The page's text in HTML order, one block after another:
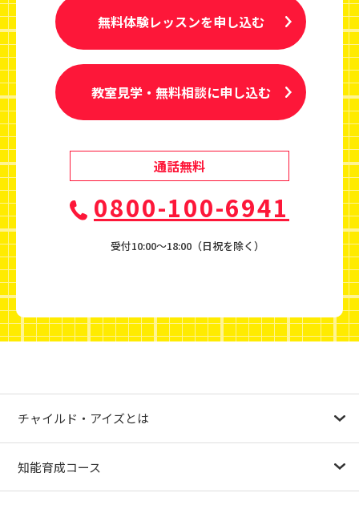
無料体験レッスンを申し込む
教室見学・無料相談に申し込む
通話無料
0800-100-6941
受付10:00〜18:00（日祝を除く）
チャイルド・アイズとは
幼児教育が注目される理由
子育て応援ナビ
やる気スイッチグループについて
知能育成コース